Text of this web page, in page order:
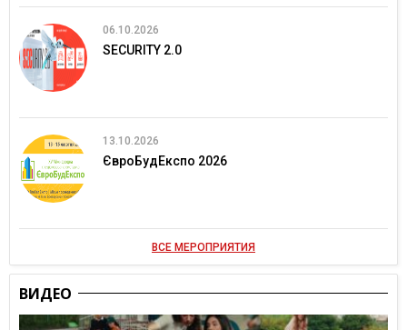
06.10.2026
SECURITY 2.0
13.10.2026
ЄвроБудЕкспо 2026
ВСЕ МЕРОПРИЯТИЯ
ВИДЕО